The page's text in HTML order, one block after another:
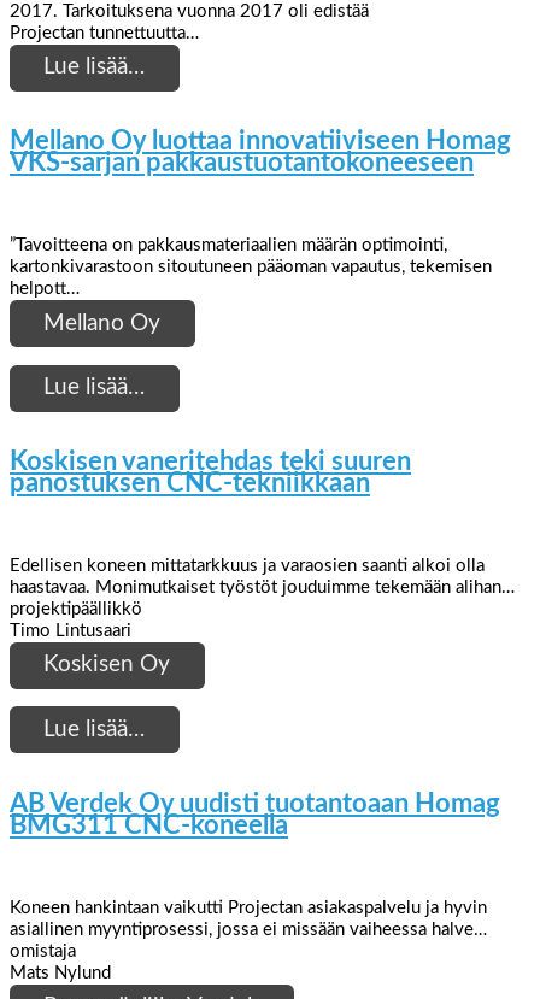
2017. Tarkoituksena vuonna 2017 oli edistää
Projectan tunnettuutta…
Lue lisää…
Mellano Oy luottaa innovatiiviseen Homag
VKS-sarjan pakkaustuotantokoneeseen
”Tavoitteena on pakkausmateriaalien määrän optimointi,
kartonkivarastoon sitoutuneen pääoman vapautus, tekemisen
helpott…
Mellano Oy
Lue lisää…
Koskisen vaneritehdas teki suuren
panostuksen CNC-tekniikkaan
Edellisen koneen mittatarkkuus ja varaosien saanti alkoi olla
haastavaa. Monimutkaiset työstöt jouduimme tekemään alihan…
projektipäällikkö
Timo Lintusaari
Koskisen Oy
Lue lisää…
AB Verdek Oy uudisti tuotantoaan Homag
BMG311 CNC-koneella
Koneen hankintaan vaikutti Projectan asiakaspalvelu ja hyvin
asiallinen myyntiprosessi, jossa ei missään vaiheessa halve…
omistaja
Mats Nylund